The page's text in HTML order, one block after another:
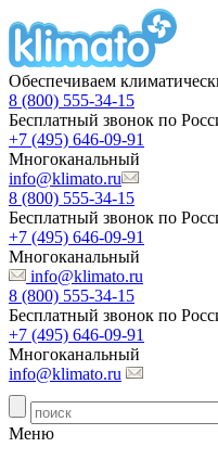
Обеспечиваем
8 (800) 555-34-15
Бесплатный звонок по
+7 (495) 646-09-91
Многоканальный
info@klimato.ru
8 (800) 555-34-15
Бесплатный звонок по
+7 (495) 646-09-91
Многоканальный
info@klimato.ru
8 (800) 555-34-15
Бесплатный звонок по
+7 (495) 646-09-91
Многоканальный
info@klimato.ru
Меню